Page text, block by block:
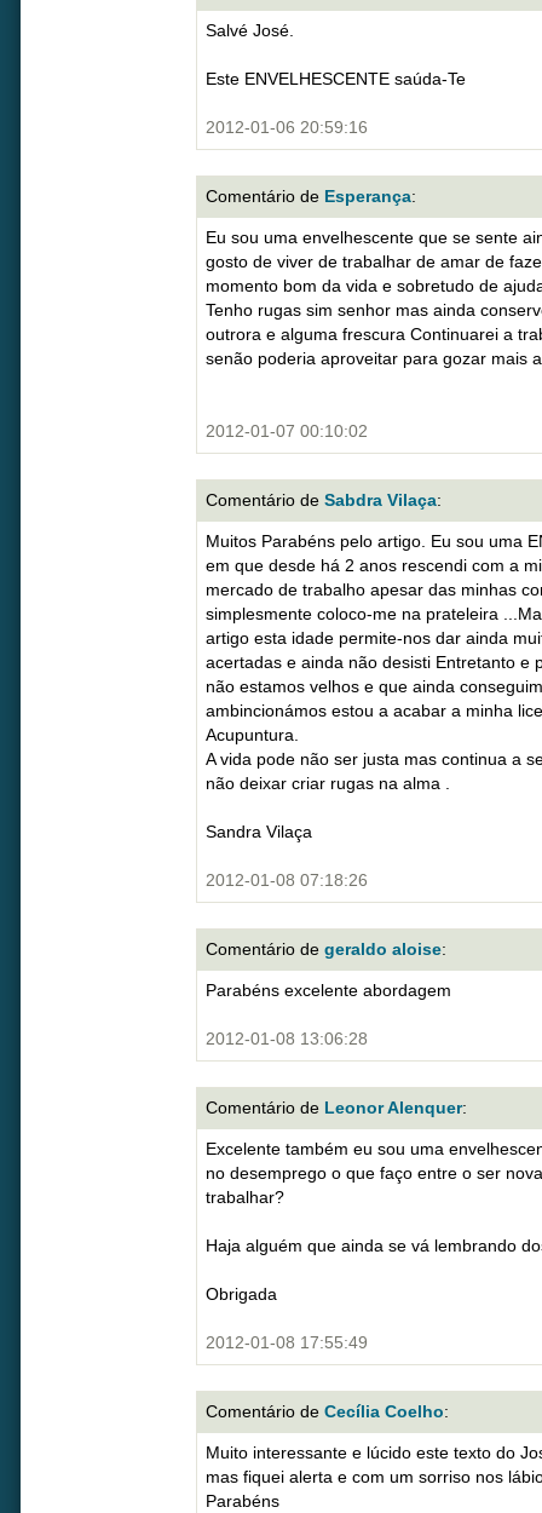
Salvé José.
Este ENVELHESCENTE saúda-Te
2012-01-06 20:59:16
Comentário de Esperança:
Eu sou uma envelhescente que se sente
gosto de viver de trabalhar de amar de
momento bom da vida e sobretudo de
Tenho rugas sim senhor mas ainda
outrora e alguma frescura Continuarei a
senão poderia aproveitar para gozar mais
2012-01-07 00:10:02
Comentário de Sabdra Vilaça:
Muitos Parabéns pelo artigo. Eu sou uma
em que desde há 2 anos rescendi com a
mercado de trabalho apesar das minhas
simplesmente coloco-me na prateleira
artigo esta idade permite-nos dar ainda
acertadas e ainda não desisti Entretanto e
não estamos velhos e que ainda
ambincionámos estou a acabar a minha
Acupuntura.
A vida pode não ser justa mas continua a
não deixar criar rugas na alma .
Sandra Vilaça
2012-01-08 07:18:26
Comentário de geraldo aloise:
Parabéns excelente abordagem
2012-01-08 13:06:28
Comentário de Leonor Alenquer:
Excelente também eu sou uma
no desemprego o que faço entre o ser
trabalhar?
Haja alguém que ainda se vá lembrando
Obrigada
2012-01-08 17:55:49
Comentário de Cecília Coelho:
Muito interessante e lúcido este texto do
mas fiquei alerta e com um sorriso nos
Parabéns